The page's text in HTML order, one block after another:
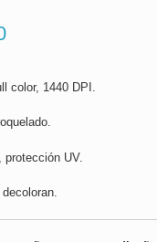
color, 1440 DPI.
protección UV.